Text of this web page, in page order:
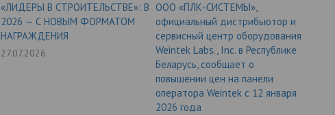
«ЛИДЕРЫ В СТРОИТЕЛЬСТВЕ»: В
2026 — С НОВЫМ ФОРМАТОМ
НАГРАЖДЕНИЯ
27.07.2026
ООО «ПЛК-СИСТЕМЫ»,
официальный дистрибьютор и
сервисный центр оборудования
Weintek Labs., Inc. в Республике
Беларусь, сообщает о
повышении цен на панели
оператора Weintek с 12 января
2026 года